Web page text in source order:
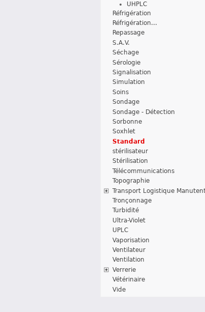
UHPLC
Réfrigération
Réfrigération...
Repassage
S.A.V.
Séchage
Sérologie
Signalisation
Simulation
Soins
Sondage
Sondage - Détection
Sorbonne
Soxhlet
Standard
stérilisateur
Stérilisation
Télécommunications
Topographie
Transport Logistique
Tronçonnage
Turbidité
Ultra-Violet
UPLC
Vaporisation
Ventilateur
Ventilation
Verrerie
Vétérinaire
Vide